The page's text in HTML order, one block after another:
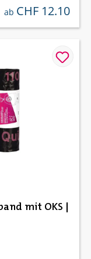
regulärer preis:
ab CHF 12.10
mit OKS |